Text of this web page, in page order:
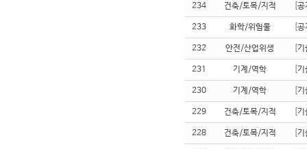
234 건축/토목/지적 공
233 화학/위험물 공
232 안전/산업위생 기
231 기계/역학 기
230 기계/역학 기
229 건축/토목/지적 기
228 건축/토목/지적 기